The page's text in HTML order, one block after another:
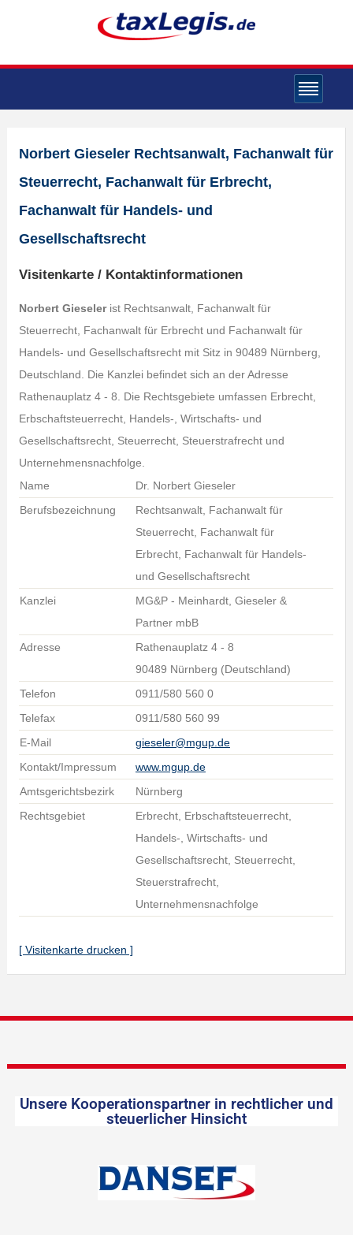
Norbert Gieseler Rechtsanwalt, Fachanwalt für
Steuerrecht, Fachanwalt für Erbrecht,
Fachanwalt für Handels- und
Gesellschaftsrecht
Visitenkarte / Kontaktinformationen
Norbert Gieselerist Rechtsanwalt, Fachanwalt für
Steuerrecht, Fachanwalt für Erbrecht und Fachanwalt für
Handels- und Gesellschaftsrecht mit Sitz in 90489 Nürnberg,
Deutschland. Die Kanzlei befindet sich an der Adresse
Rathenauplatz 4 - 8. Die Rechtsgebiete umfassen Erbrecht,
Erbschaftsteuerrecht, Handels-, Wirtschafts- und
Gesellschaftsrecht, Steuerrecht, Steuerstrafrecht und
Unternehmensnachfolge.
Name
Dr. Norbert Gieseler
Berufsbezeichnung
Rechtsanwalt, Fachanwalt für
Steuerrecht, Fachanwalt für
Erbrecht, Fachanwalt für Handels-
und Gesellschaftsrecht
Kanzlei
MG&P - Meinhardt, Gieseler &
Partner mbB
Adresse
Rathenauplatz 4 - 8
90489 Nürnberg (Deutschland)
Telefon
0911/580 560 0
Telefax
0911/580 560 99
E-Mail
gieseler@mgup.de
Kontakt/Impressum
www.mgup.de
Amtsgerichtsbezirk
Nürnberg
Rechtsgebiet
Erbrecht, Erbschaftsteuerrecht,
Handels-, Wirtschafts- und
Gesellschaftsrecht, Steuerrecht,
Steuerstrafrecht,
Unternehmensnachfolge
[ Visitenkarte drucken ]
Unsere Kooperationspartner in rechtlicher und
steuerlicher Hinsicht